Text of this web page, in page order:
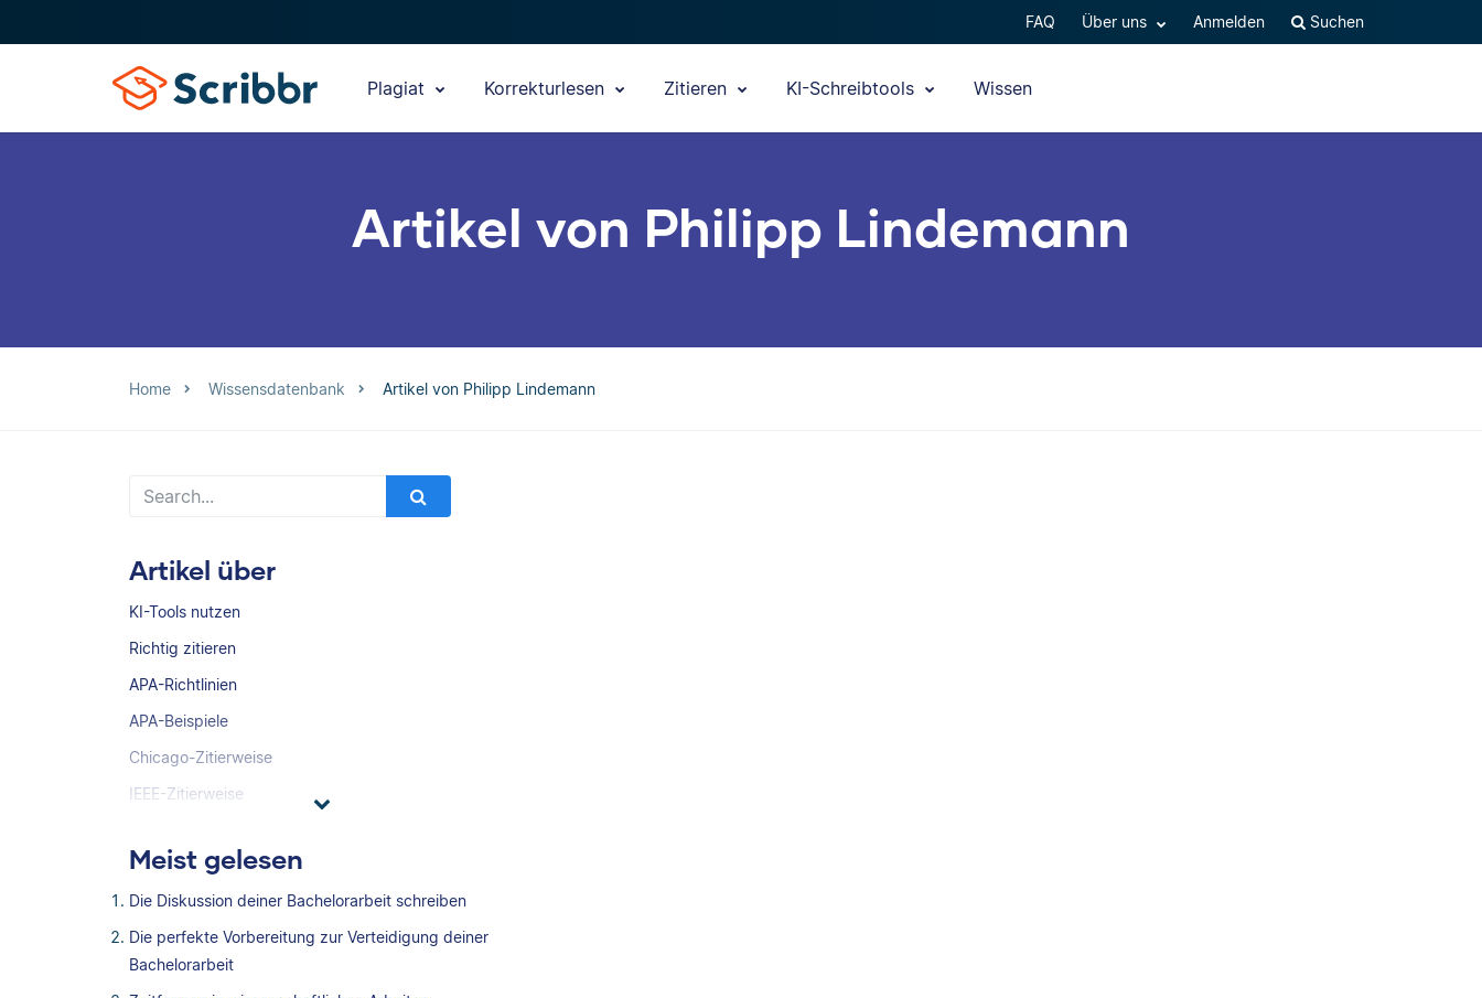
FAQ Über uns Anmelden Suchen
Plagiat Korrekturlesen Zitieren KI-Schreibtools Wissen
Artikel von Philipp Lindemann
Home Wissensdatenbank Artikel von Philipp Lindemann
Artikel über
KI-Tools nutzen
Richtig zitieren
APA-Richtlinien
APA-Beispiele
Chicago-Zitierweise
IEEE-Zitierweise
Meist gelesen
Die Diskussion deiner Bachelorarbeit schreiben
Die perfekte Vorbereitung zur Verteidigung deiner
Bachelorarbeit